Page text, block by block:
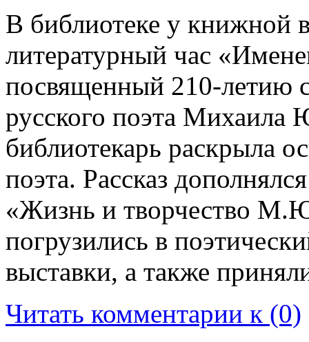
В библиотеке у книжной
литературный час
посвященный 210-летию
русского поэта Михаила
библиотекарь раскрыла
поэта. Рассказ
«Жизнь и творчество
погрузились в
выставки, а также
Читать комментарии к (0)